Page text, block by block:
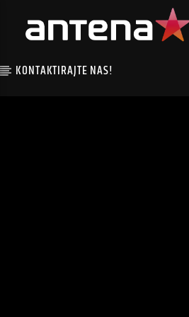
KONTAKTIRAJTE NAS!